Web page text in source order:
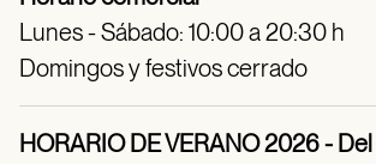
Lunes - Sábado: 10:00 a 20:30 h
Domingos y festivos cerrado
HORARIO DE VERANO 2026 - Del